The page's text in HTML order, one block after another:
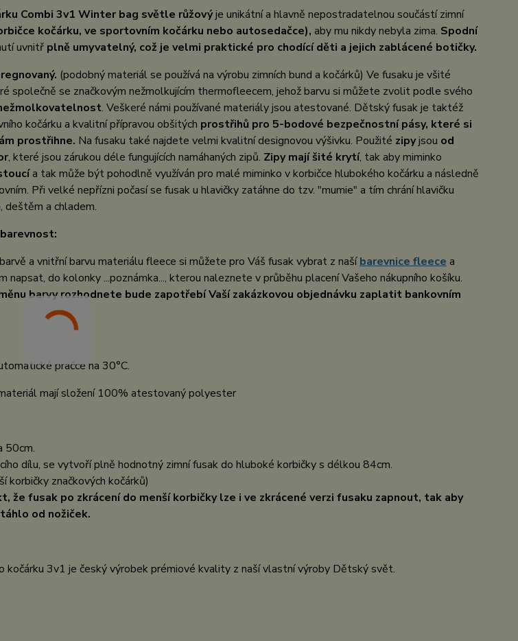
Combi 3v1 Winter bag světle růžovýje unikátní a hlavně nepostradatelnou součástí zimní
kočárku, ve sportovním kočárku nebo autosedačce), aby mu nikdy nebyla zima. Spodní
uvnitř plně umyvatelný, což je velmi praktické pro chodící děti a jejich zablácené botičky.
(podobný materiál se používá na výrobu zimních bund a kočárků) Ve fusaku je všité
společně se značkovým nežmolkujícím thermofleecem, jehož barvu si můžete zvolit podle svého
. Veškeré námi používané materiály jsou atestované. Dětský fusak je taktéž
kočárku a kvalitní přípravou obšitých prostřihů pro 5-bodové bezpečnostní pásy, které si
prostřihne. Na fusaku také najdete velmi kvalitní designovou výšivku. Použité zipyjsou od
, které jsou zárukou déle fungujících namáhaných zipů. Zipy mají šité krytí, tak aby miminko
a tak může být pohodlně využíván pro malé miminko v korbičce hlubokého kočárku a následně
Při velké nepřízni počasí se fusak u hlavičky zatáhne do tzv. "mumie" a tím chrání hlavičku
a chladem.
a vnitřní barvu materiálu fleece si můžete pro Váš fusak vybrat z našíbarevnice fleece a
napsat, do kolonky ...poznámka..., kterou naleznete v průběhu placení Vašeho nákupního košíku.
barvy rozhodnete bude zapotřebí Vaší zakázkovou objednávku zaplatit bankovním
pračce na 30°C.
mají složení 100% atestovaný polyester
50cm.
dílu, se vytvoří plně hodnotný zimní fusak do hluboké korbičky s délkou 84cm.
korbičky značkových kočárků)
že fusak po zkrácení do menší korbičky lze i ve zkrácené verzi fusaku zapnout, tak aby
od nožiček.
kočárku 3v1 je český výrobek prémiové kvality z naší vlastní výroby Dětský svět.